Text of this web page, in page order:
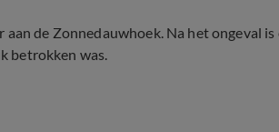
de Zonnedauwhoek. Na het ongeval
betrokken was.